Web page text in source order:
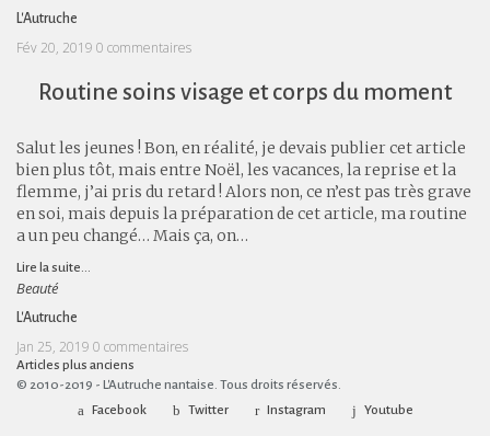
L'Autruche
Fév 20, 2019 0 commentaires
Routine soins visage et corps du moment
Salut les jeunes ! Bon, en réalité, je devais publier cet article
bien plus tôt, mais entre Noël, les vacances, la reprise et la
flemme, j’ai pris du retard ! Alors non, ce n’est pas très grave
en soi, mais depuis la préparation de cet article, ma routine
a un peu changé… Mais ça, on…
Lire la suite...
Beauté
L'Autruche
Jan 25, 2019 0 commentaires
Articles plus anciens
© 2010-2019 - L'Autruche nantaise. Tous droits réservés.
Facebook
Twitter Instagram Youtube